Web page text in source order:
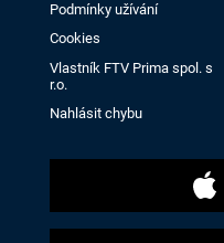
Podmínky užívání
Cookies
Vlastník FTV Prima spol. s
r.o.
Nahlásit chybu